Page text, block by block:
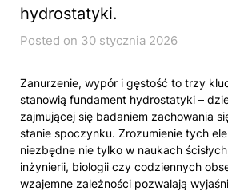
hydrostatyki.
Posted on 30 stycznia 2026
Zanurzenie, wypór i gęstość to trzy
stanowią fundament hydrostatyki –
zajmującej się badaniem zachowania
stanie spoczynku. Zrozumienie tych
niezbędne nie tylko w naukach
inżynierii, biologii czy codziennych
wzajemne zależności pozwalają